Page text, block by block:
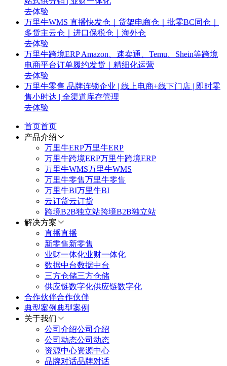
去体验
万里牛WMS 直播快发仓｜货架电商仓｜批零BC同仓｜
多货主云仓｜进口保税仓｜海外仓
去体验
万里牛跨境ERP Amazon、速卖通、Temu、Shein等跨境
电商平台订单履约发货｜精细化运营
去体验
万里牛零售 品牌连锁企业 | 线上电商+线下门店 | 即时零
售小时达 | 全渠道库存管理
去体验
首页首页
产品介绍
万里牛ERP万里牛ERP
万里牛跨境ERP万里牛跨境ERP
万里牛WMS万里牛WMS
万里牛零售万里牛零售
万里牛BI万里牛BI
云订货云订货
跨境B2B独立站跨境B2B独立站
解决方案
直播直播
新零售新零售
业财一体化业财一体化
数据中台数据中台
三方仓储三方仓储
供应链数字化供应链数字化
合作伙伴合作伙伴
典型案例典型案例
关于我们
公司介绍公司介绍
公司动态公司动态
资源中心资源中心
品牌对话品牌对话